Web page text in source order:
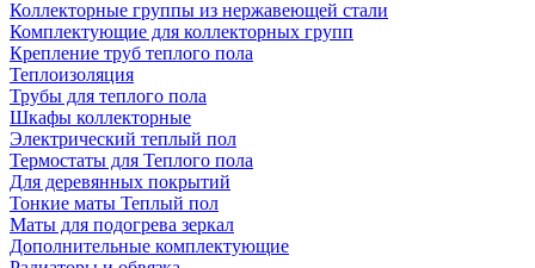
Коллекторные группы из нержавеющей стали
Комплектующие для коллекторных групп
Крепление труб теплого пола
Теплоизоляция
Трубы для теплого пола
Шкафы коллекторные
Электрический теплый пол
Термостаты для Теплого пола
Для деревянных покрытий
Тонкие маты Теплый пол
Маты для подогрева зеркал
Дополнительные комплектующие